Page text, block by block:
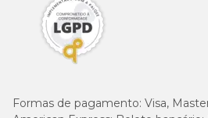
Formas de pagamento: Visa,